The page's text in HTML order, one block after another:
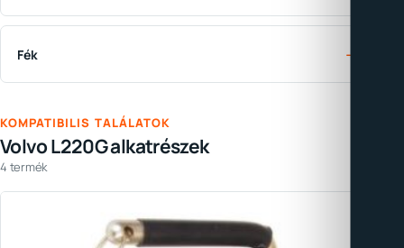
Fék →
KOMPATIBILIS TALÁLATOK
Volvo L220G alkatrészek
4 termék